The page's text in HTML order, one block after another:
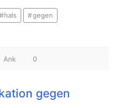
hals gegen
Ank 0
gegen